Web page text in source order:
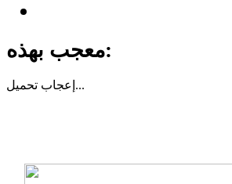
معجب بهذه:
إعجاب تحميل...